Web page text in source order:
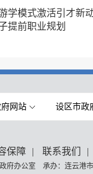
学模式激活引才新
提前职业规划
网站 设区市政
保障 | 联系我们 |
府办公室 承办：连云港